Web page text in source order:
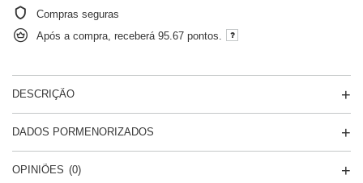
Compras seguras
Após a compra, receberá 95.67 pontos.
DESCRIÇÃO
DADOS PORMENORIZADOS
OPINIÕES (0)